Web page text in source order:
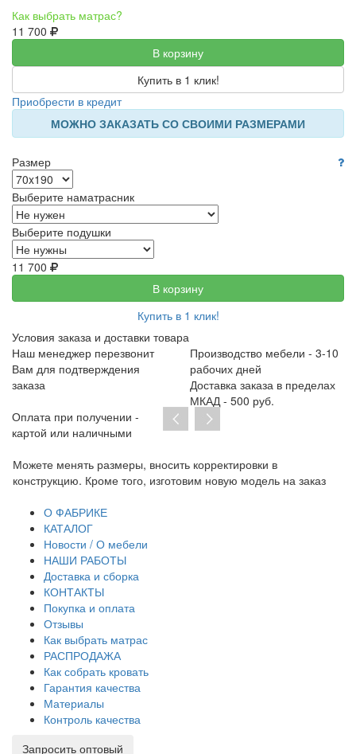
Как выбрать матрас?
11 700
В корзину
Купить в 1 клик!
Приобрести в кредит
МОЖНО ЗАКАЗАТЬ СО СВОИМИ РАЗМЕРАМИ
Размер
Выберите наматрасник
Выберите подушки
11 700
В корзину
Купить в 1 клик!
Условия заказа и доставки товара
Наш менеджер перезвонит
Вам для подтверждения
заказа
Производство мебели - 3-10
рабочих дней
Доставка заказа в пределах
МКАД - 500 руб.
Оплата при получении -
картой или наличными
Можете менять размеры, вносить корректировки в
конструкцию. Кроме того, изготовим новую модель на заказ
О ФАБРИКЕ
КАТАЛОГ
Новости / О мебели
НАШИ РАБОТЫ
Доставка и сборка
КОНТАКТЫ
Покупка и оплата
Отзывы
Как выбрать матрас
РАСПРОДАЖА
Как собрать кровать
Гарантия качества
Материалы
Контроль качества
Запросить оптовый